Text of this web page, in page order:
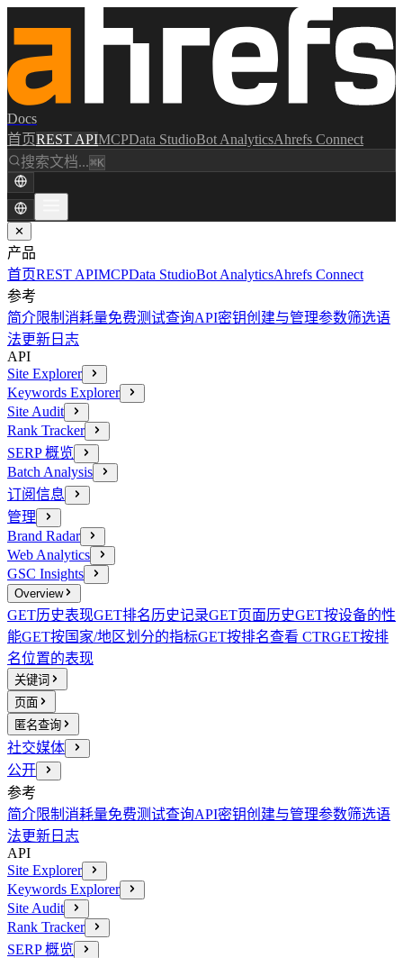
Docs
首页REST APIMCPData StudioBot AnalyticsAhrefs Connect
搜索文档...⌘K
✕
产品
首页REST APIMCPData StudioBot AnalyticsAhrefs Connect
参考
简介限制消耗量免费测试查询API密钥创建与管理参数筛选语
法更新日志
API
Site Explorer
Keywords Explorer
Site Audit
Rank Tracker
SERP 概览
Batch Analysis
订阅信息
管理
Brand Radar
Web Analytics
GSC Insights
Overview
GET历史表现GET排名历史记录GET页面历史GET按设备的性
能GET按国家/地区划分的指标GET按排名查看 CTRGET按排
名位置的表现
关键词
页面
匿名查询
社交媒体
公开
参考
简介限制消耗量免费测试查询API密钥创建与管理参数筛选语
法更新日志
API
Site Explorer
Keywords Explorer
Site Audit
Rank Tracker
SERP 概览